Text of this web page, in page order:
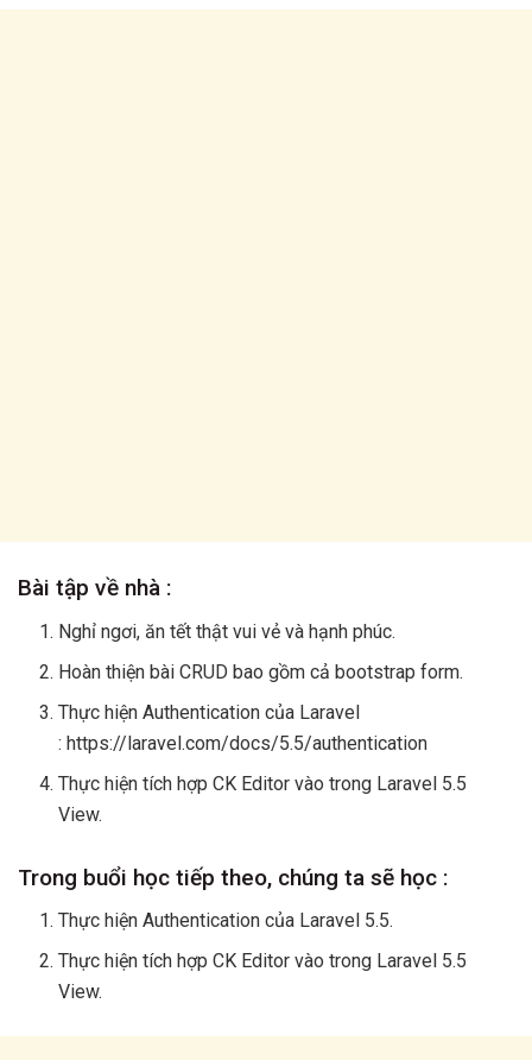
Bài tập về nhà :
Nghỉ ngơi, ăn tết thật vui vẻ và hạnh phúc.
Hoàn thiện bài CRUD bao gồm cả bootstrap form.
Thực hiện Authentication của Laravel
: https://laravel.com/docs/5.5/authentication
Thực hiện tích hợp CK Editor vào trong Laravel 5.5
View.
Trong buổi học tiếp theo, chúng ta sẽ học :
Thực hiện Authentication của Laravel 5.5.
Thực hiện tích hợp CK Editor vào trong Laravel 5.5
View.